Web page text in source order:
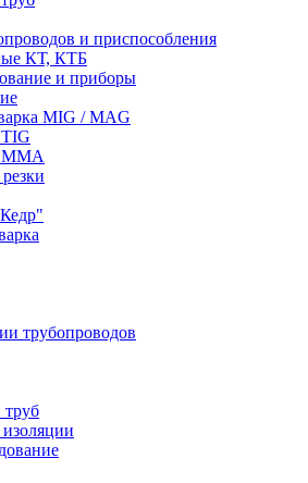
и приспособления
КТ, КТБ
и приборы
MIG / MAG
TIG
ММА
трубопроводов